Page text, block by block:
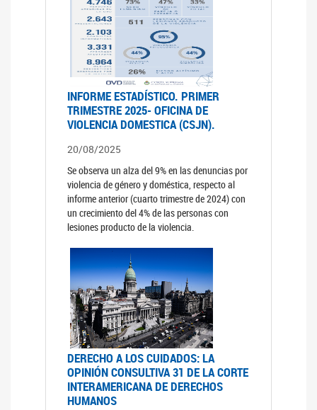
INFORME ESTADÍSTICO. PRIMER
TRIMESTRE 2025- OFICINA DE
VIOLENCIA DOMESTICA (CSJN).
20/08/2025
Se observa un alza del 9% en las denuncias por
violencia de género y doméstica, respecto al
informe anterior (cuarto trimestre de 2024) con
un crecimiento del 4% de las personas con
lesiones producto de la violencia.
DERECHO A LOS CUIDADOS: LA
OPINIÓN CONSULTIVA 31 DE LA CORTE
INTERAMERICANA DE DERECHOS
HUMANOS